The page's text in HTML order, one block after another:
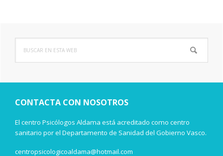
Barra
lateral
principal
esta
CONTACTA CON NOSOTROS
El centro Psicólogos Aldama está acreditado como centro
sanitario por el Departamento de Sanidad del Gobierno Vasco.
centropsicologicoaldama@hotmail.com